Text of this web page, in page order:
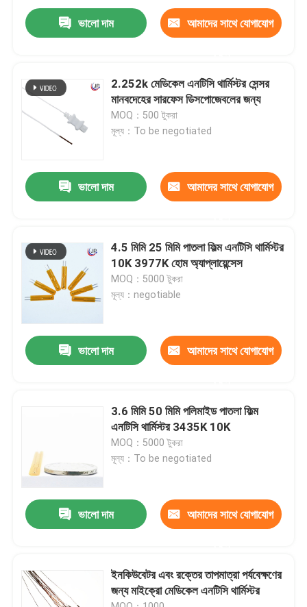
পণ্য
VR প্রদর্শন
আমাদের সম্পর্কে
যোগাযোগ করুন
মেডিকেল তাপমাত্রা সেন্সর
এনটিসি তাপমাত্রা সেন্সর
ভালো দাম আমাদের সাথে যোগাযোগ
2.252k মেডিকেল এনটিসি থার্মিস্টর সেন্সর
মানবদেহের সারফেস ডিসপোজেবলের জন্য
MOQ：500 টুকরা
মূল্য：To be negotiated
ভালো দাম আমাদের সাথে যোগাযোগ
4.5 মিমি 25 মিমি পাতলা ফিল্ম এনটিসি থার্মিস্টর
10K 3977K হোম অ্যাপ্লায়েন্সেস
MOQ：5000 টুকরা
মূল্য：negotiable
ভালো দাম আমাদের সাথে যোগাযোগ
3.6 মিমি 50 মিমি পলিমাইড পাতলা ফিল্ম
এনটিসি থার্মিস্টর 3435K 10K
MOQ：5000 টুকরা
মূল্য：To be negotiated
ভালো দাম আমাদের সাথে যোগাযোগ
ইনকিউবেটর এবং রক্তের তাপমাত্রা পর্যবেক্ষণের
জন্য মাইক্রো মেডিকেল এনটিসি থার্মিস্টর